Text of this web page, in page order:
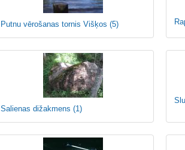
Putnu vērošanas tornis Višķos (5)
Salienas dižakmens (1)